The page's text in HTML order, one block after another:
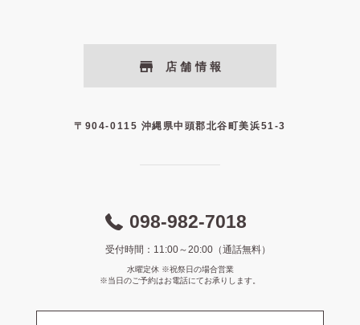
店舗情報
〒904-0115 沖縄県中頭郡北谷町美浜51-3
098-982-7018
受付時間：11:00～20:00（通話無料）
水曜定休 ※祝祭日の場合営業
※当日のご予約はお電話にてお承りします。